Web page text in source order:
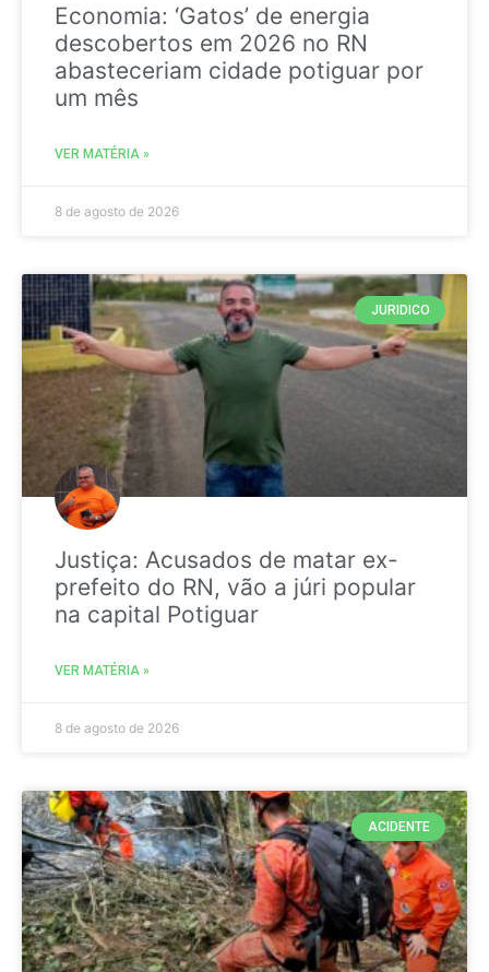
Economia: ‘Gatos’ de energia
descobertos em 2026 no RN
abasteceriam cidade potiguar por
um mês
VER MATÉRIA »
8 de agosto de 2026
JURIDICO
Justiça: Acusados de matar ex-
prefeito do RN, vão a júri popular
na capital Potiguar
VER MATÉRIA »
8 de agosto de 2026
ACIDENTE